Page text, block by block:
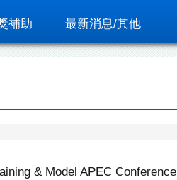
補助 最新消息/其他
& Model APEC Conference